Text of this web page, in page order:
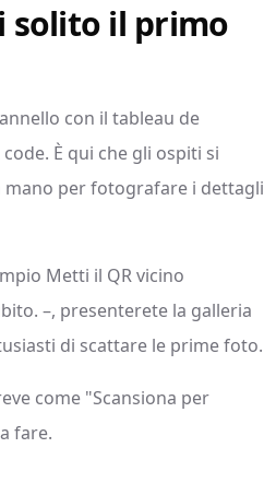
solito il primo
con il tableau de
È qui che gli ospiti si
per fotografare i dettagli
Metti il QR vicino
–, presenterete la galleria
di scattare le prime foto.
come "Scansiona per
fare.